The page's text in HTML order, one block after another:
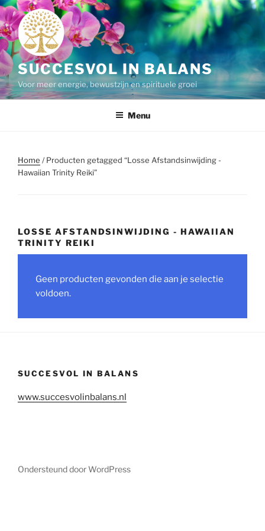
Ga
naar
de
inhoud
SUCCESVOL IN BALANS
Voor meer energie, bewustzijn en spirituele groei
Menu
Home / Producten getagged “Losse Afstandsinwijding -
Hawaiian Trinity Reiki”
LOSSE AFSTANDSINWIJDING - HAWAIIAN
TRINITY REIKI
Geen producten gevonden die aan je selectie
voldoen.
SUCCESVOL IN BALANS
www.succesvolinbalans.nl
Ondersteund door WordPress